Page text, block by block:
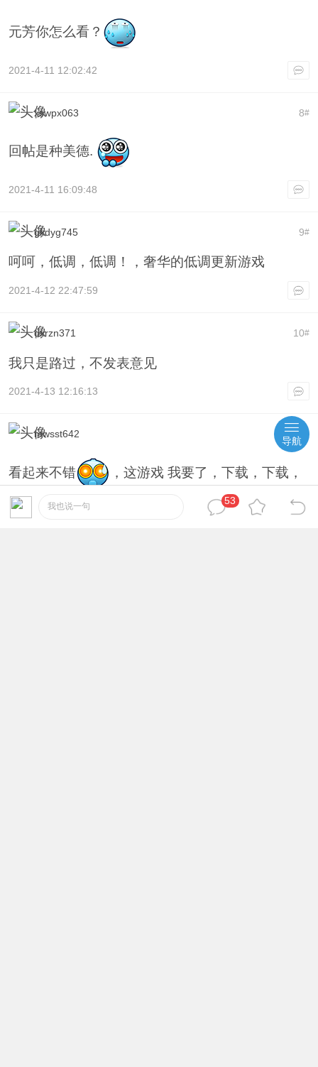
元芳你怎么看？
2021-4-11 12:02:42
8#
xswpx063
回帖是种美德.
2021-4-11 16:09:48
9#
gkdyg745
呵呵，低调，低调！，奢华的低调更新游戏
2021-4-12 22:47:59
10#
dxrzn371
我只是路过，不发表意见
2021-4-13 12:16:13
11 #
mwsst642
看起来不错 ，这游戏 我要了，下载，下载，
2021-4-13 20:16:39
我也说一句
53
导航